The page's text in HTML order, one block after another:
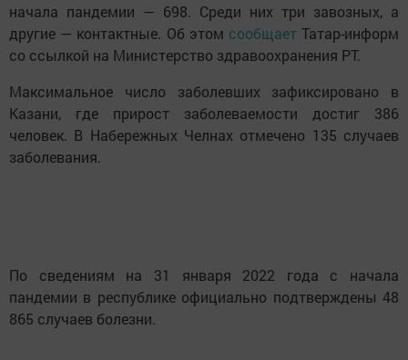
начала пандемии — 698. Среди них три завозных, а
другие — контактные. Об этом сообщаетТатар-информ
со ссылкой на Министерство здравоохранения РТ.
Максимальное число заболевших зафиксировано в
Казани, где прирост заболеваемости достиг 386
человек. В Набережных Челнах отмечено 135 случаев
заболевания.
По сведениям на 31 января 2022 года с начала
пандемии в республике официально подтверждены 48
865 случаев болезни.